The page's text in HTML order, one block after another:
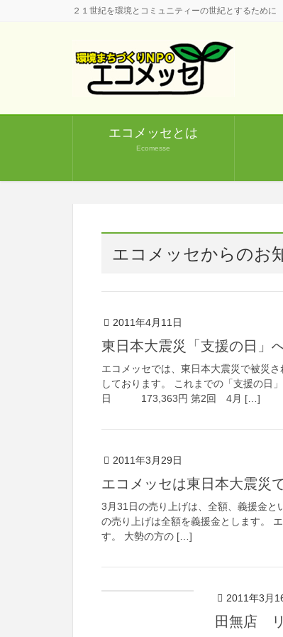
２１世紀を環境とコミュニティーの世紀とするために
エコメッセとは
Ecomesse
エコメッセからのお
2011年4月11日
東日本大震災「支援の日」
エコメッセでは、東日本大震災で被災
しております。 これまでの「支援の日
日 173,363円 第2回 4月 […]
2011年3月29日
エコメッセは東日本大震災
3月31日の売り上げは、全額、義援金と
の売り上げは全額を義援金とします。
す。 大勢の方の […]
2011年3月
田無店 リ